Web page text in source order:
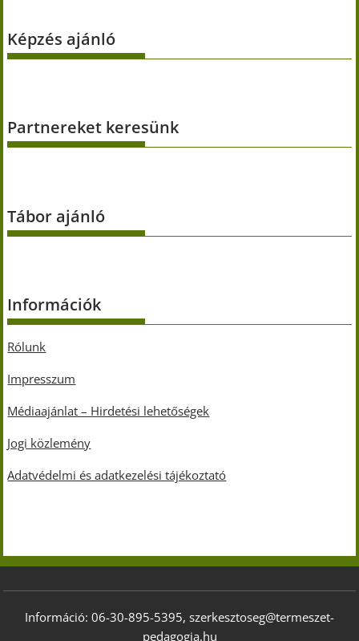
Képzés ajánló
Partnereket keresünk
Tábor ajánló
Információk
Rólunk
Impresszum
Médiaajánlat – Hirdetési lehetőségek
Jogi közlemény
Adatvédelmi és adatkezelési tájékoztató
Információ: 06-30-895-5395, szerkesztoseg@termeszet-
pedagogia.hu